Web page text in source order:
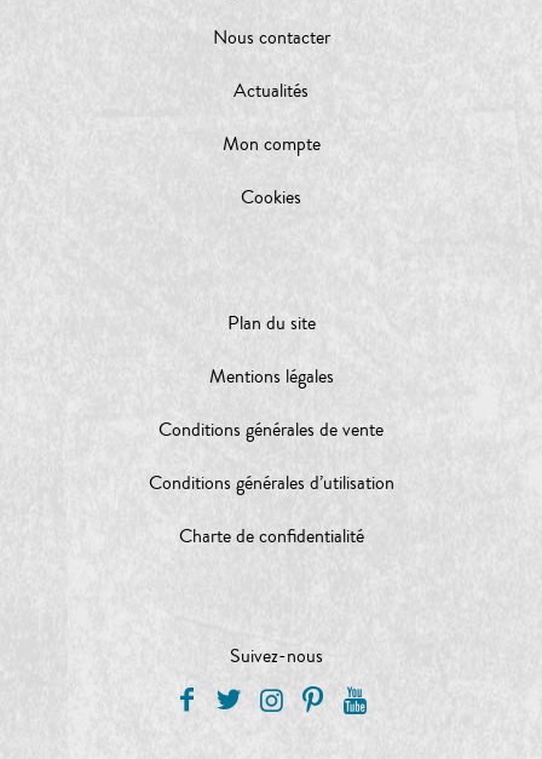
Nous contacter
Actualités
Mon compte
Cookies
Plan du site
Mentions légales
Conditions générales de vente
Conditions générales d’utilisation
Charte de confidentialité
Suivez-nous